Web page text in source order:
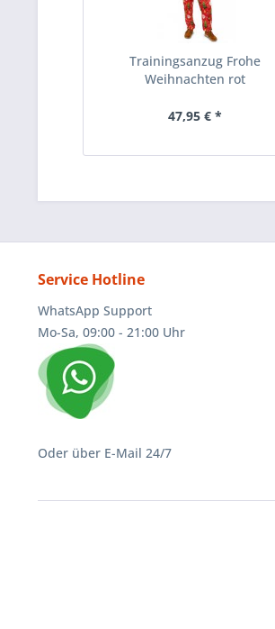
Trainingsanzug Frohe
Weihnachten rot
47,95 € *
Service Hotline
WhatsApp Support
Mo-Sa, 09:00 - 21:00 Uhr
Oder über E-Mail 24/7